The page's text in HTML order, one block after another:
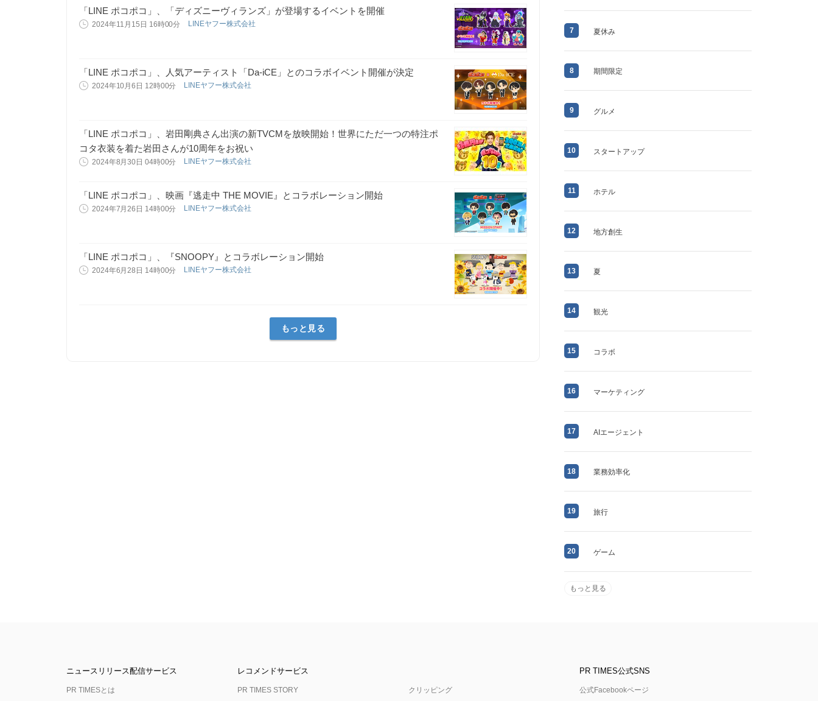
「LINE ポコポコ」、「ディズニーヴィランズ」が登場するイベントを開催
2024年11月15日 16時00分 LINEヤフー株式会社
「LINE ポコポコ」、人気アーティスト「Da-iCE」とのコラボイベント開催が決定
2024年10月6日 12時00分 LINEヤフー株式会社
「LINE ポコポコ」、岩田剛典さん出演の新TVCMを放映開始！世界にただ一つの特注ポ
コタ衣装を着た岩田さんが10周年をお祝い
2024年8月30日 04時00分 LINEヤフー株式会社
「LINE ポコポコ」、映画『逃走中 THE MOVIE』とコラボレーション開始
2024年7月26日 14時00分 LINEヤフー株式会社
「LINE ポコポコ」、『SNOOPY』とコラボレーション開始
2024年6月28日 14時00分 LINEヤフー株式会社
もっと見る
7 夏休み
8 期間限定
9 グルメ
10 スタートアップ
11 ホテル
12 地方創生
13 夏
14 観光
15 コラボ
16 マーケティング
17 AIエージェント
18 業務効率化
19 旅行
20 ゲーム
もっと見る
ニュースリリース配信サービス
PR TIMESとは
レコメンドサービス
PR TIMES STORY クリッピング
PR TIMES公式SNS
公式Facebookページ